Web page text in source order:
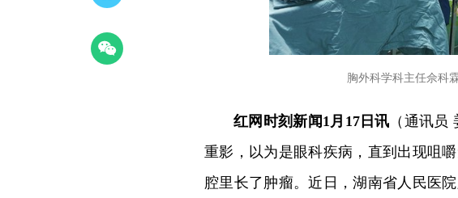
胸外科学科主任佘科
红网时刻新闻1月17日讯 （通讯
重影，以为是眼科疾病，直到出现咀
腔里长了肿瘤。近日，湖南省人民医